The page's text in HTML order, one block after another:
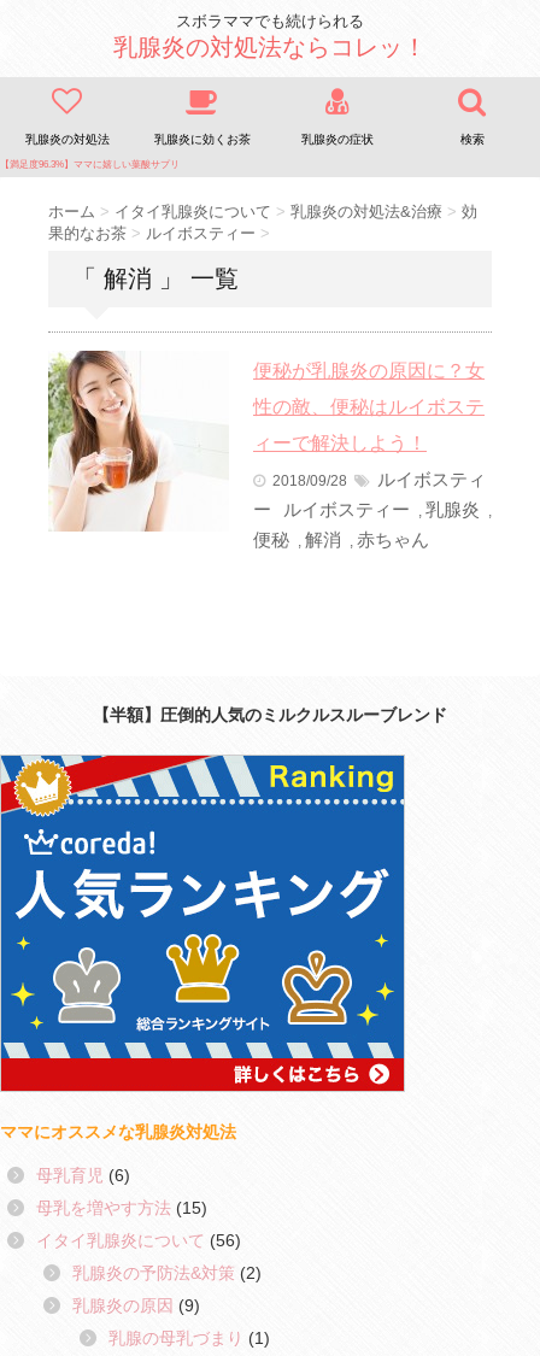
スボラママでも続けられる
乳腺炎の対処法ならコレッ！
乳腺炎の対処法 乳腺炎に効くお茶 乳腺炎の症状 検索
【満足度96.3%】ママに嬉しい葉酸サプリ
ホーム > イタイ乳腺炎について > 乳腺炎の対処法&治療 > 効
果的なお茶 > ルイボスティー >
「 解消 」 一覧
便秘が乳腺炎の原因に？女
性の敵、便秘はルイボステ
ィーで解決しよう！
2018/09/28
ルイボスティ
ー
ルイボスティー , 乳腺炎 ,
便秘 , 解消 , 赤ちゃん
【半額】圧倒的人気のミルクルスルーブレンド
ママにオススメな乳腺炎対処法
母乳育児 (6)
母乳を増やす方法 (15)
イタイ乳腺炎について (56)
乳腺炎の予防法&対策 (2)
乳腺炎の原因 (9)
乳腺の母乳づまり (1)